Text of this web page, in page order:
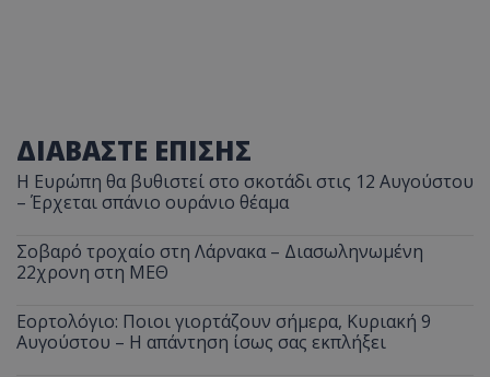
ΔΙΑΒΑΣΤΕ ΕΠΙΣΗΣ
Η Ευρώπη θα βυθιστεί στο σκοτάδι στις 12 Αυγούστου
– Έρχεται σπάνιο ουράνιο θέαμα
Σοβαρό τροχαίο στη Λάρνακα – Διασωληνωμένη
22χρονη στη ΜΕΘ
Εορτολόγιο: Ποιοι γιορτάζουν σήμερα, Κυριακή 9
Αυγούστου – Η απάντηση ίσως σας εκπλήξει